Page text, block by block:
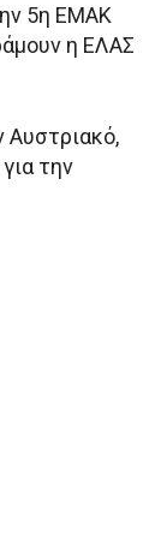
5η ΕΜΑΚ
η ΕΛΑΣ
Αυστριακό,
την